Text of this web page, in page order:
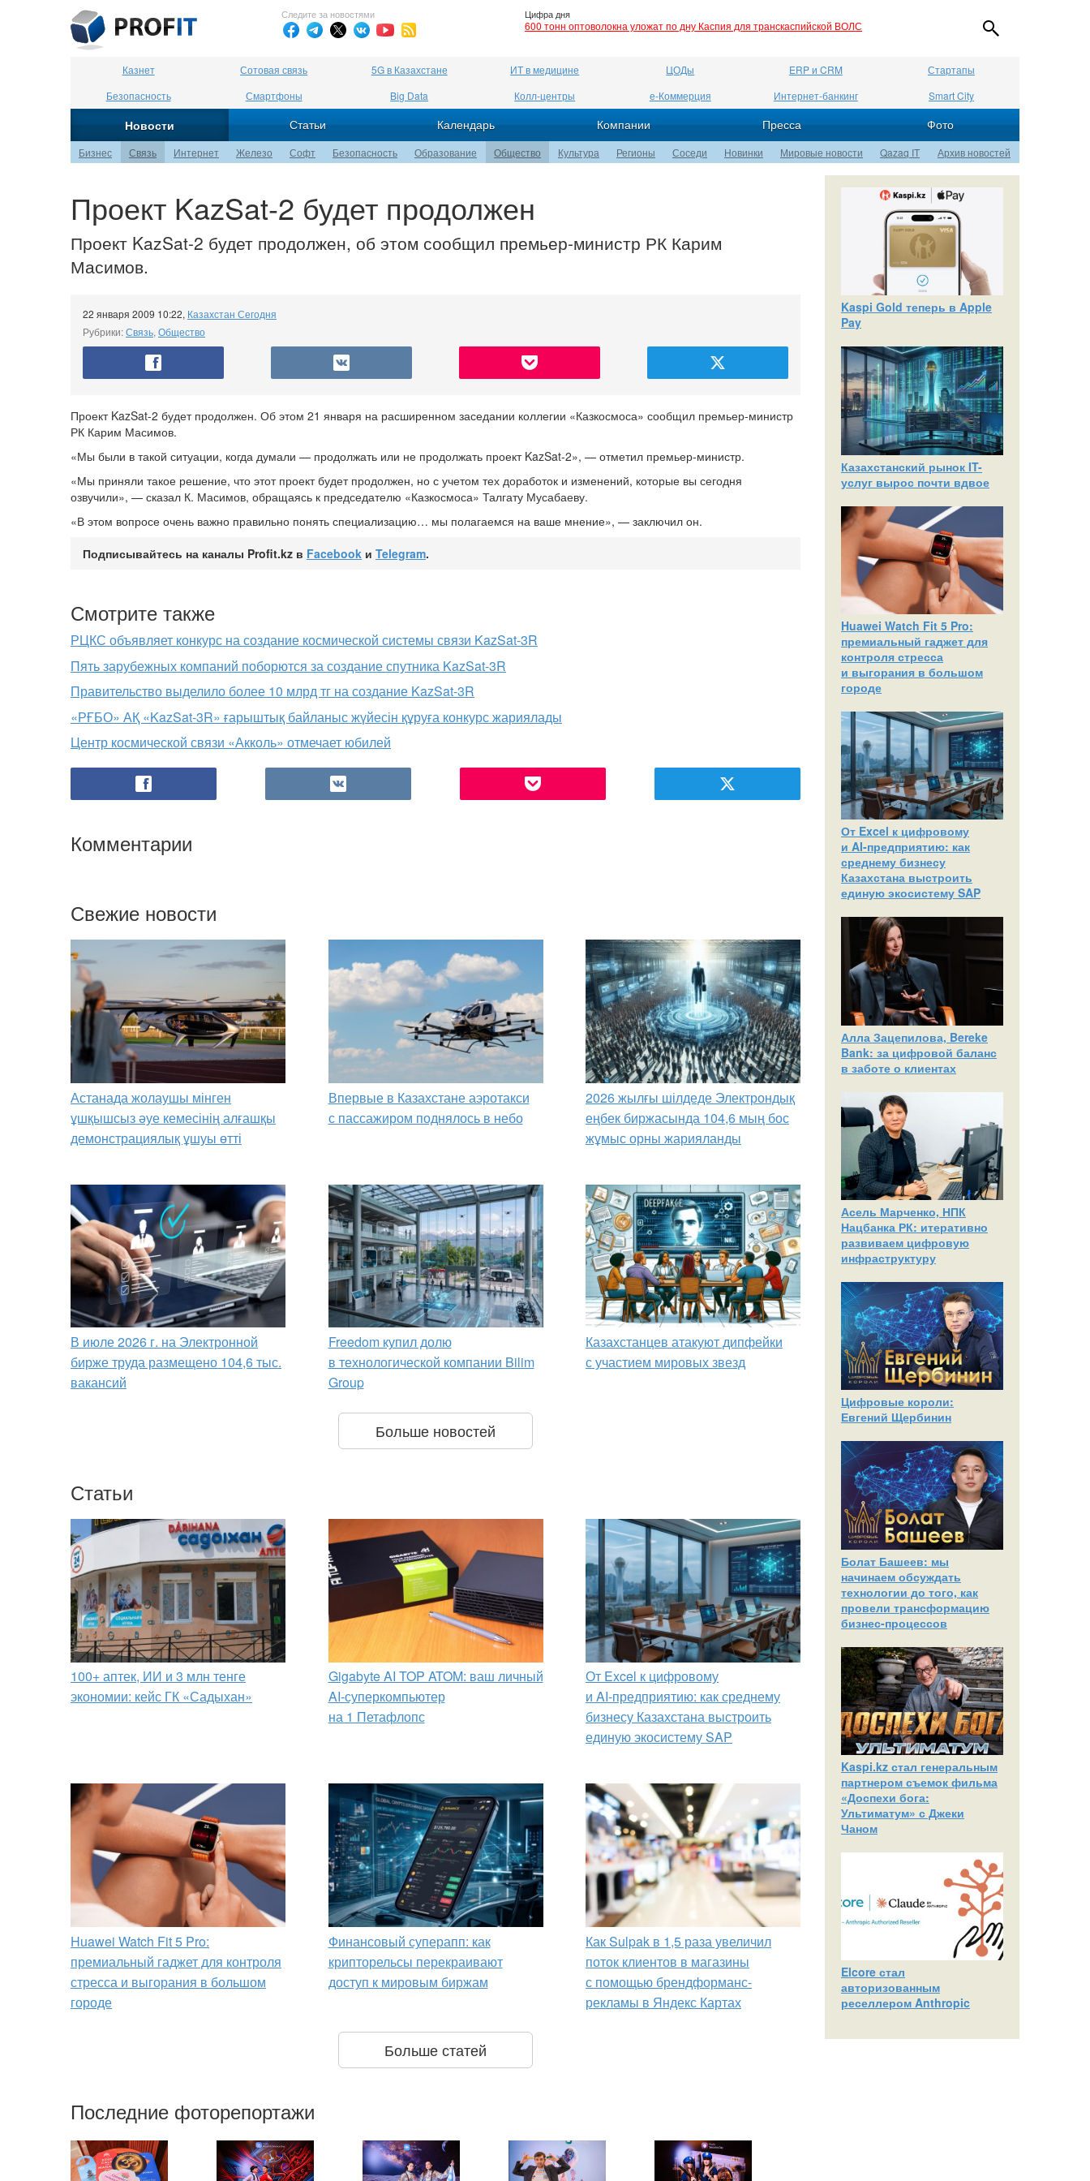
Следите за новостями Цифра дня
600 тонн оптоволокна уложат по дну Каспия для транскаспийской ВОЛС
Казнет Сотовая связь 5G в Казахстане ИТ в медицине ЦОДы ERP и CRM
Стартапы
Безопасность
Смартфоны Big Data Колл-центры е-Коммерция Интернет-банкинг Smart City
Новости Статьи Календарь Компании Пресса Фото
Бизнес Связь Интернет Железо Софт Безопасность Образование Общество Культура Регионы Соседи Новинки Мировые новости Qazaq IT Архив новостей
Проект KazSat-2 будет продолжен
Проект KazSat-2 будет продолжен, об этом сообщил премьер-министр РК Карим
Масимов.
22 января 2009 10:22, Казахстан Сегодня
Рубрики:Связь, Общество
Проект KazSat-2 будет продолжен. Об этом 21 января на расширенном заседании коллегии «Казкосмоса» сообщил премьер-министр
РК Карим Масимов.
«Мы были в такой ситуации, когда думали — продолжать или не продолжать проект KazSat-2», — отметил премьер-министр.
«Мы приняли такое решение, что этот проект будет продолжен, но с учетом тех доработок и изменений, которые вы сегодня
озвучили», — сказал К. Масимов, обращаясь к председателю «Казкосмоса» Талгату Мусабаеву.
«В этом вопросе очень важно правильно понять специализацию… мы полагаемся на ваше мнение», — заключил он.
Подписывайтесь на каналы Profit.kz в Facebook и Telegram.
Смотрите также
РЦКС объявляет конкурс на создание космической системы связи KazSat-3R
Пять зарубежных компаний поборются за создание спутника KazSat-3R
Правительство выделило более 10 млрд тг на создание KazSat-3R
«РҒБО» АҚ «KazSat-3R» ғарыштық байланыс жүйесін құруға конкурс жариялады
Центр космической связи «Акколь» отмечает юбилей
Комментарии
Свежие новости
Астанада жолаушы мінген
ұшқышсыз әуе кемесінің алғашқы
демонстрациялық ұшуы өтті
Впервые в Казахстане аэротакси
с пассажиром поднялось в небо
2026 жылғы шілдеде Электрондық
еңбек биржасында 104,6 мың бос
жұмыс орны жарияланды
В июле 2026 г. на Электронной
бирже труда размещено 104,6 тыс.
вакансий
Freedom купил долю
в технологической компании Bilim
Group
Казахстанцев атакуют дипфейки
с участием мировых звезд
Больше новостей
Статьи
100+ аптек, ИИ и 3 млн тенге
экономии: кейс ГК «Садыхан»
Gigabyte AI TOP ATOM: ваш личный
AI-суперкомпьютер
на 1 Петафлопс
От Excel к цифровому
и AI‑предприятию: как среднему
бизнесу Казахстана выстроить
единую экосистему SAP
Huawei Watch Fit 5 Pro:
премиальный гаджет для контроля
стресса и выгорания в большом
городе
Финансовый суперапп: как
крипторельсы перекраивают
доступ к мировым биржам
Как Sulpak в 1,5 раза увеличил
поток клиентов в магазины
с помощью брендформанс-
рекламы в Яндекс Картах
Больше статей
Последние фоторепортажи
Kaspi Gold теперь в Apple
Pay
Казахстанский рынок IT-
услуг вырос почти вдвое
Huawei Watch Fit 5 Pro:
премиальный гаджет для
контроля стресса
и выгорания в большом
городе
От Excel к цифровому
и AI‑предприятию: как
среднему бизнесу
Казахстана выстроить
единую экосистему SAP
Алла Зацепилова, Bereke
Bank: за цифровой баланс
в заботе о клиентах
Асель Марченко, НПК
Нацбанка РК: итеративно
развиваем цифровую
инфраструктуру
Цифровые короли:
Евгений Щербинин
Болат Башеев: мы
начинаем обсуждать
технологии до того, как
провели трансформацию
бизнес-процессов
Kaspi.kz стал генеральным
партнером съемок фильма
«Доспехи бога:
Ультиматум» с Джеки
Чаном
Elcore стал
авторизованным
реселлером Anthropic